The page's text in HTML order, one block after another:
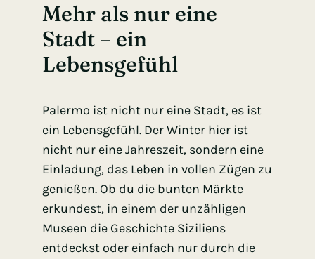
Mehr als nur eine
Stadt – ein
Lebensgefühl
Palermo ist nicht nur eine Stadt, es ist
ein Lebensgefühl. Der Winter hier ist
nicht nur eine Jahreszeit, sondern eine
Einladung, das Leben in vollen Zügen zu
genießen. Ob du die bunten Märkte
erkundest, in einem der unzähligen
Museen die Geschichte Siziliens
entdeckst oder einfach nur durch die